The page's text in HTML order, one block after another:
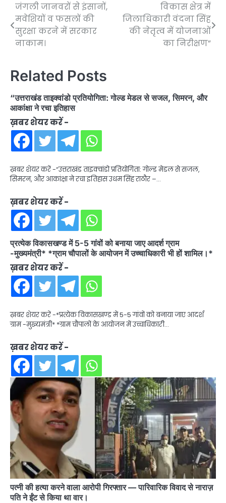
Post
navigation
जंगली जानवरों से इंसानों,
मवेशियों व फसलों की
सुरक्षा करने में सरकार
नाकाम।
विकास क्षेत्र में
जिलाधिकारी वंदना सिंह
की नेतृत्व में योजनाओं
का निरीक्षण”
Related Posts
“उत्तराखंड ताइक्वांडो प्रतियोगिता: गोल्ड मेडल से सजल, सिमरन, और
आकांक्षा ने रचा इतिहास
ख़बर शेयर करें -
ख़बर शेयर करें -“उत्तराखंड ताइक्वांडो प्रतियोगिता: गोल्ड मेडल से सजल,
सिमरन, और आकांक्षा ने रचा इतिहास उधम सिंह राठौर –…
ख़बर शेयर करें -
प्रत्येक विकासखण्ड में 5-5 गांवों को बनाया जाए आदर्श ग्राम
-मुख्यमंत्री* *ग्राम चौपालों के आयोजन में उच्चाधिकारी भी हों शामिल।*
ख़बर शेयर करें -
ख़बर शेयर करें -*प्रत्येक विकासखण्ड में 5-5 गांवों को बनाया जाए आदर्श
ग्राम -मुख्यमंत्री* *ग्राम चौपालों के आयोजन में उच्चाधिकारी…
ख़बर शेयर करें -
पत्नी की हत्या करने वाला आरोपी गिरफ्तार — पारिवारिक विवाद से नाराज़
पति ने ईंट से किया था वार।